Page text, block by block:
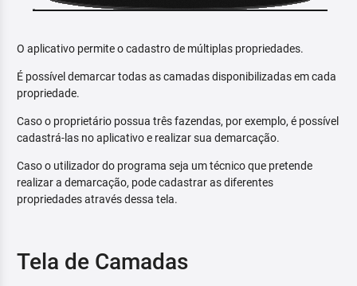
O aplicativo permite o cadastro de múltiplas propriedades.
É possível demarcar todas as camadas disponibilizadas em cada
propriedade.
Caso o proprietário possua três fazendas, por exemplo, é possível
cadastrá-las no aplicativo e realizar sua demarcação.
Caso o utilizador do programa seja um técnico que pretende
realizar a demarcação, pode cadastrar as diferentes
propriedades através dessa tela.
Tela de Camadas